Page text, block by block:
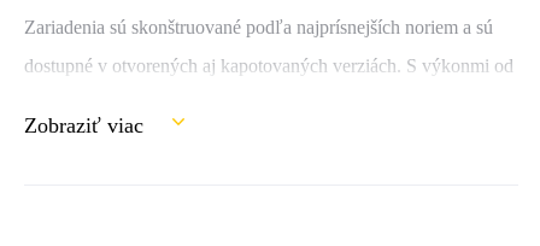
Zariadenia sú skonštruované podľa najprísnejších noriem a sú
dostupné v otvorených aj kapotovaných verziách. S výkonmi od
Zobraziť viac